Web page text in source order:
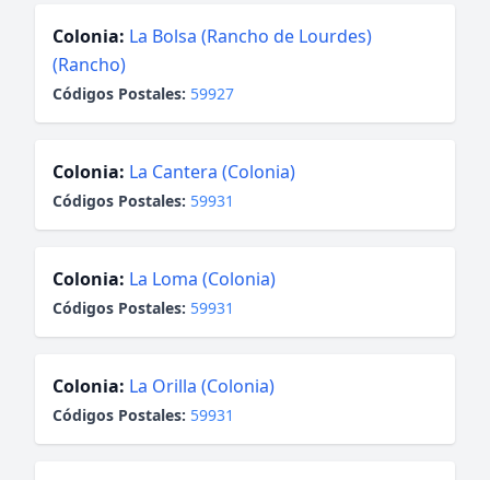
Colonia: La Bolsa (Rancho de Lourdes)
(Rancho)
Códigos Postales: 59927
Colonia: La Cantera (Colonia)
Códigos Postales: 59931
Colonia: La Loma (Colonia)
Códigos Postales: 59931
Colonia: La Orilla (Colonia)
Códigos Postales: 59931